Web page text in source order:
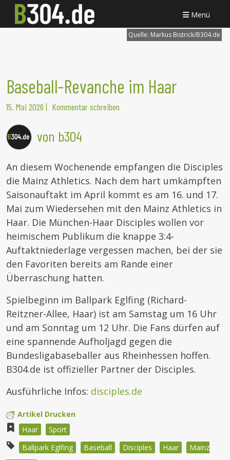
Menü
Quelle: Markus Bistrick/B304.de
Baseball-Revanche im Haar
15. Mai 2026 | Kommentar schreiben
von b304
An diesem Wochenende empfangen die Disciples
die Mainz Athletics. Nach dem hart umkämpften
Saisonauftakt im April kommt es am 16. und 17.
Mai zum Wiedersehen mit den Mainz Athletics in
Haar. Die München-Haar Disciples wollen vor
heimischem Publikum die knappe 3:4-
Auftaktniederlage vergessen machen, bei der sie
den Favoriten bereits am Rande einer
Überraschung hatten.
Spielbeginn im Ballpark Eglfing (Richard-
Reitzner-Allee, Haar) ist am Samstag um 16 Uhr
und am Sonntag um 12 Uhr. Die Fans dürfen auf
eine spannende Aufholjagd gegen die
Bundesligabaseballer aus Rheinhessen hoffen.
B304.de ist offizieller Partner der Disciples.
Ausführliche Infos: disciples.de
Artikel Drucken
Haar
Sport
Ballpark Eglfing
Baseball Disciples Haar
Mainz